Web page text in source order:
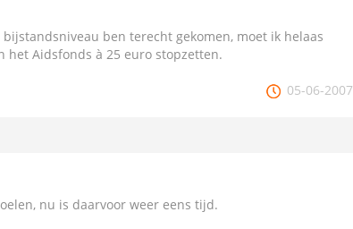
ben terecht gekomen, moet ik helaas
het Aidsfonds à 25 euro stopzetten.
05-06-2007
nu is daarvoor weer eens tijd.